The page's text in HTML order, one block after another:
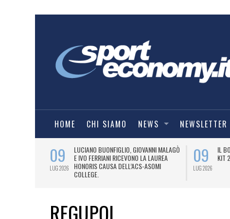
HOME CHI SIAMO NEWS NEWSLETTER
09
LUG 2026
LUCIANO BUONFIGLIO, GIOVANNI MALAGÒ
E IVO FERRIANI RICEVONO LA LAUREA
HONORIS CAUSA DELL’ACS-ASOMI
COLLEGE.
09
LUG 2026
IL
KIT
REGUPOL